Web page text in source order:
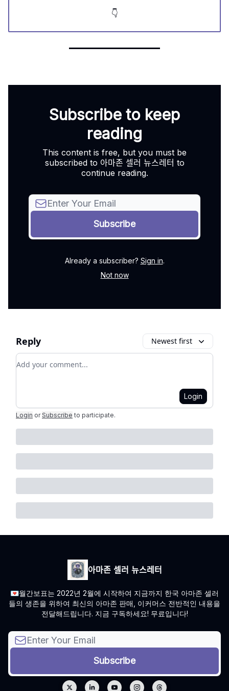
👇
Subscribe to keep
reading
This content is free, but you must be
subscribed to 아마존 셀러 뉴스레터 to
continue reading.
Already a subscriber? Sign in.
Not now
Reply Newest first
Add your comment
Login
Login or Subscribe to participate.
아마존 셀러 뉴스레터
💌월간보표는 2022년 2월에 시작하여 지금까지 한국 아마존 셀러
들의 생존을 위하여 최신의 아마존 판매, 이커머스 전반적인 내용을
전달해드립니다. 지금 구독하세요! 무료입니다!